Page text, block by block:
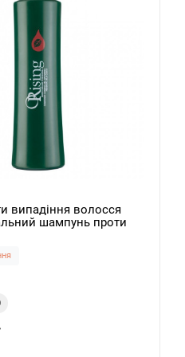
випадіння волосся
шампунь проти